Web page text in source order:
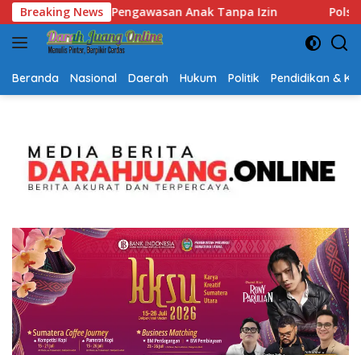
Langsung
ke
konten
Breaking News
Izin Polsek Lubuk Baja Amankan Dua Tersangka
Beranda Nasional Daerah Hukum Politik Pendidikan &